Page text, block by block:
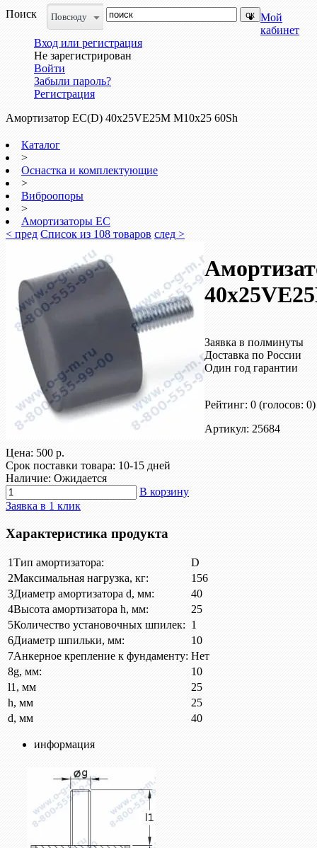
Поиск
Повсюду
Мой
кабинет
Вход или регистрация
Не зарегистрирован
Войти
Забыли пароль?
Регистрация
Амортизатор ЕС(D) 40х25VE25M М10х25 60Sh
Каталог
>
Оснастка и комплектующие
>
Виброопоры
>
Амортизаторы EC
< пред Список из 108 товаров след >
Заявка в полминуты
Доставка по России
Один год гарантии
Рейтинг: 0 (голосов: 0)
Артикул: 25684
Цена: 500 р.
Срок поставки товара: 10-15 дней
Наличие: Ожидается
В корзину
Заявка в 1 клик
Характеристика продукта
1Тип амортизатора:
D
2Максимальная нагрузка, кг:
156
3Диаметр амортизатора d, мм:
40
4Высота амортизатора h, мм:
25
5Количество установочных шпилек: 1
6Диаметр шпильки, мм:
10
7Анкерное крепление к фундаменту: Нет
8g, мм:
10
l1, мм
25
h, мм
25
d, мм
40
информация